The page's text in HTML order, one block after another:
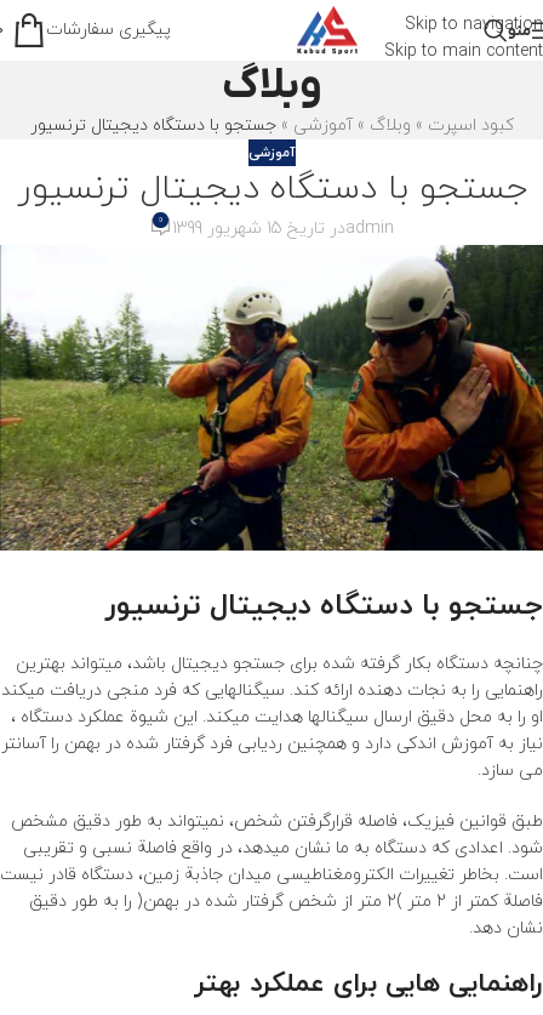
Skip to navigation
Skip to main content
منو پیگیری سفارشات
وبلاگ
کبود اسپرت » وبلاگ »آموزشی »جستجو با دستگاه دیجیتال ترنسیور
آموزشی
جستجو با دستگاه دیجیتال ترنسیور
adminدر تاریخ 15 شهریور 1399 0
جستجو با دستگاه دیجیتال ترنسیور
چنانچه دستگاه بکار گرفته شده برای جستجو دیجیتال باشد، میتواند بهترین
راهنمایی را به نجات دهنده ارائه کند. سیگنالهایی که فرد منجی دریافت میکند
او را به محل دقیق ارسال سیگنالها هدایت میکند. این شیوة عملکرد دستگاه ،
نیاز به آموزش اندکی دارد و همچنین ردیابی فرد گرفتار شده در بهمن را آسانتر
می سازد.
طبق قوانین فیزیک، فاصله قرارگرفتن شخص، نمیتواند به طور دقیق مشخص
شود. اعدادی که دستگاه به ما نشان میدهد، در واقع فاصلة نسبی و تقریبی
است. بخاطر تغییرات الکترومغناطیسی میدان جاذبة زمین، دستگاه قادر نیست
فاصلة کمتر از 2 متر )2 متر از شخص گرفتار شده در بهمن( را به طور دقیق
نشان دهد.
راهنمایی هایی برای عملکرد بهتر